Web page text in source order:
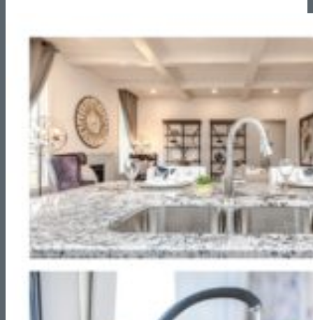
Reformas de Piscinas
Reformas de Portales
Reformas de Locales
Reformas de Tiendas